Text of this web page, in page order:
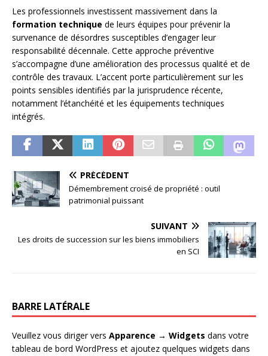
Les professionnels investissent massivement dans la
formation technique de leurs équipes pour prévenir la
survenance de désordres susceptibles d’engager leur
responsabilité décennale. Cette approche préventive
s’accompagne d’une amélioration des processus qualité et de
contrôle des travaux. L’accent porte particulièrement sur les
points sensibles identifiés par la jurisprudence récente,
notamment l’étanchéité et les équipements techniques
intégrés.
PRÉCÉDENT
Démembrement croisé de propriété : outil
patrimonial puissant
SUIVANT
Les droits de succession sur les biens immobiliers
en SCI
BARRE LATÉRALE
Veuillez vous diriger vers Apparence → Widgets dans votre
tableau de bord WordPress et ajoutez quelques widgets dans